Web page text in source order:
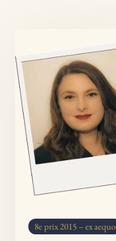
8e prix 2015 – ex aequo